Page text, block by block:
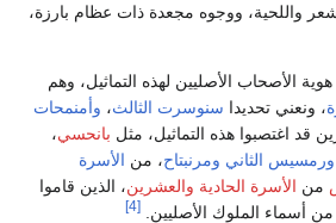
واللحية، ووجوه مجعدة ذات عظام بارزة،
الأصحاب الأصليين لهذه التماثيل، وهم
، ونعني تحديدا سنوسرت الثالث، وأمنمحات
قد اغتصبوا هذه التماثيل، مثل بانحسي،
ورمسيس الثاني ومرنبتاح، من الأسرة
من الأسرة الحادية والعشرين، الذين قاموا
من أسماء الملوك الأصليين.
[4]